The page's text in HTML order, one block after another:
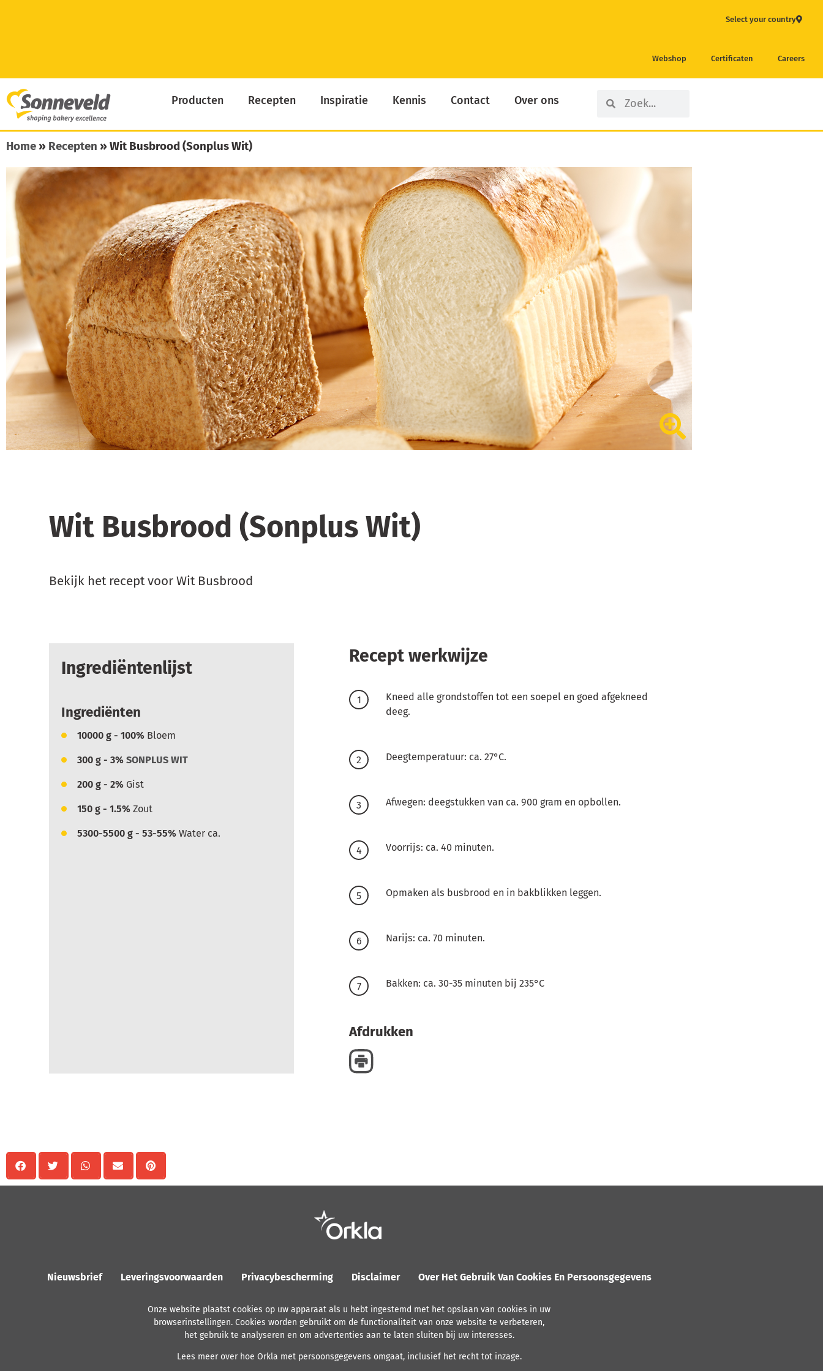
Select your country
Webshop Certificaten Careers
Producten Recepten Inspiratie Kennis Contact Over ons SearchSearch
Home» Recepten » Wit Busbrood (Sonplus Wit)
Wit Busbrood (Sonplus Wit)
Bekijk het recept voor Wit Busbrood
Ingrediëntenlijst
Ingrediënten
10000 g - 100% Bloem
300 g - 3% SONPLUS WIT
200 g - 2% Gist
150 g - 1.5% Zout
5300-5500 g - 53-55% Water ca.
Recept werkwijze
Kneed alle grondstoffen tot een soepel en goed afgekneed
deeg.
Deegtemperatuur: ca. 27°C.
Afwegen: deegstukken van ca. 900 gram en opbollen.
Voorrijs: ca. 40 minuten.
Opmaken als busbrood en in bakblikken leggen.
Narijs: ca. 70 minuten.
Bakken: ca. 30-35 minuten bij 235°C
Afdrukken
Nieuwsbrief Leveringsvoorwaarden Privacybescherming Disclaimer Over Het Gebruik Van Cookies En Persoonsgegevens
Onze website plaatst cookies op uw apparaat als u hebt ingestemd met het opslaan van cookies in uw
browserinstellingen. Cookies worden gebruikt om de functionaliteit van onze website te verbeteren,
het gebruik te analyseren en om advertenties aan te laten sluiten bij uw interesses.
Lees meer over hoe Orkla met persoonsgegevens omgaat, inclusief het recht tot inzage.